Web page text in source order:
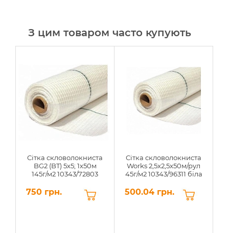
З цим товаром часто купують
Сітка скловолокниста
BG2 (BT) 5х5; 1х50м
145г/м2 10343/72803
750 грн.
Сітка скловолокниста
Works 2,5x2,5x50м/рул
45г/м2 10343/96311 біла
500.04 грн.